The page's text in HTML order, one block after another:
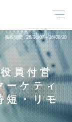
掲載期間 26/08/07～26/08/20
員付営
ーケティ
短・リモ